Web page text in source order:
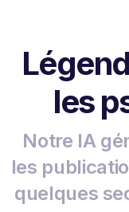
les
Notre IA
les
quelques